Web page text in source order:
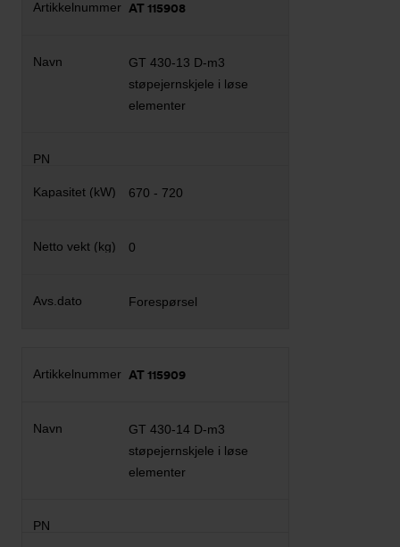
AT 115908
GT 430-13 D-m3
støpejernskjele i løse
elementer
670 - 720
0
Forespørsel
AT 115909
GT 430-14 D-m3
støpejernskjele i løse
elementer